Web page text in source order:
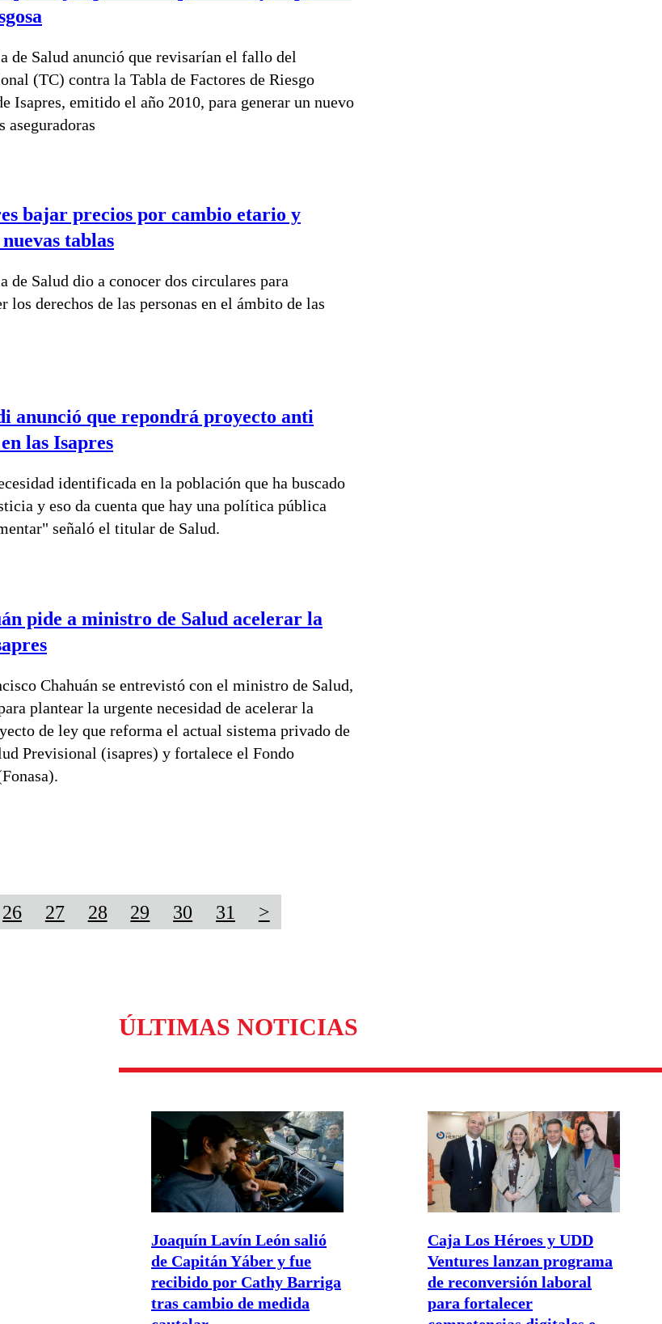
de Salud anunció que revisarían el fallo del
(TC) contra la Tabla de Factores de Riesgo
Isapres, emitido el año 2010, para generar un nuevo
aseguradoras
bajar precios por cambio etario y
tablas
de Salud dio a conocer dos circulares para
los derechos de las personas en el ámbito de las
anunció que repondrá proyecto anti
las Isapres
identificada en la población que ha buscado
y eso da cuenta que hay una política pública
señaló el titular de Salud.
pide a ministro de Salud acelerar la
Chahuán se entrevistó con el ministro de Salud,
plantear la urgente necesidad de acelerar la
de ley que reforma el actual sistema privado de
Previsional (isapres) y fortalece el Fondo
26 27 28 29 30 31 >
ÚLTIMAS NOTICIAS
Joaquín Lavín León salió
de Capitán Yáber y fue
recibido por Cathy Barriga
tras cambio de medida
Caja Los Héroes y UDD
Ventures lanzan programa
de reconversión laboral
para fortalecer